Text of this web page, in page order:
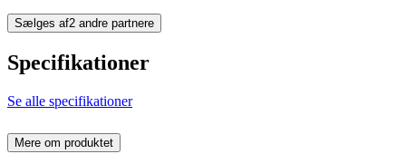
Sælges af2 andre partnere
Specifikationer
Se alle specifikationer
Mere om produktet